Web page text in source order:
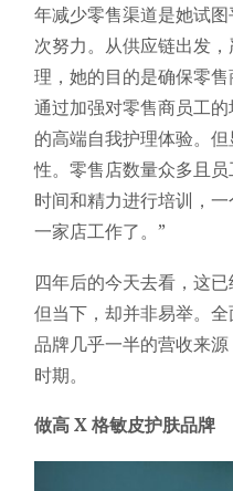
年减少零售渠道是她试
次努力。从供应链出发
理，她的目的是确保零
通过加强对零售商员工
的高端自我护理体验。
性。零售店数量众多且
时间和精力进行培训，
一家店工作了。”
四年后的今天去看，这已
但当下，却并非易举。
品牌几乎一半的营收来
时期。
做高 X 格敏皮护肤品牌